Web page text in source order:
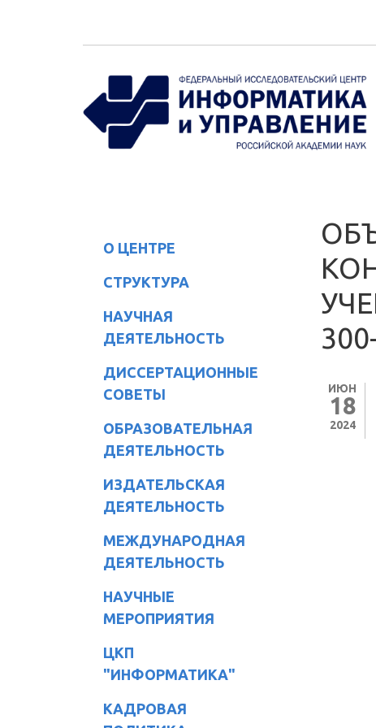
О ЦЕНТРЕ
СТРУКТУРА
НАУЧНАЯ
ДЕЯТЕЛЬНОСТЬ
ДИССЕРТАЦИОННЫЕ
СОВЕТЫ
ОБРАЗОВАТЕЛЬНАЯ
ДЕЯТЕЛЬНОСТЬ
ИЗДАТЕЛЬСКАЯ
ДЕЯТЕЛЬНОСТЬ
МЕЖДУНАРОДНАЯ
ДЕЯТЕЛЬНОСТЬ
НАУЧНЫЕ
МЕРОПРИЯТИЯ
ЦКП
"ИНФОРМАТИКА"
КАДРОВАЯ
ИЮН
18
2024